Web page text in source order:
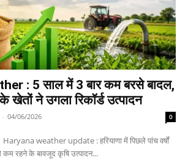
: 5 साल में 3 बार कम बरसे बादल,
के खेतों ने उगला रिकॉर्ड उत्पादन
- 04/06/2026 0
Haryana weather update : हरियाणा में पिछले पांच वर्षों
कम रहने के बावजूद कृषि उत्पादन...